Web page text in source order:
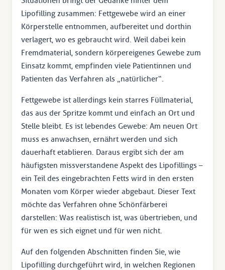
Lipofilling zusammen: Fettgewebe wird an einer
Körperstelle entnommen, aufbereitet und dorthin
verlagert, wo es gebraucht wird. Weil dabei kein
Fremdmaterial, sondern körpereigenes Gewebe zum
Einsatz kommt, empfinden viele Patientinnen und
Patienten das Verfahren als „natürlicher“.
Fettgewebe ist allerdings kein starres Füllmaterial,
das aus der Spritze kommt und einfach an Ort und
Stelle bleibt. Es ist lebendes Gewebe: Am neuen Ort
muss es anwachsen, ernährt werden und sich
dauerhaft etablieren. Daraus ergibt sich der am
häufigsten missverstandene Aspekt des Lipofillings –
ein Teil des eingebrachten Fetts wird in den ersten
Monaten vom Körper wieder abgebaut. Dieser Text
möchte das Verfahren ohne Schönfärberei
darstellen: Was realistisch ist, was übertrieben, und
für wen es sich eignet und für wen nicht.
Auf den folgenden Abschnitten finden Sie, wie
Lipofilling durchgeführt wird, in welchen Regionen